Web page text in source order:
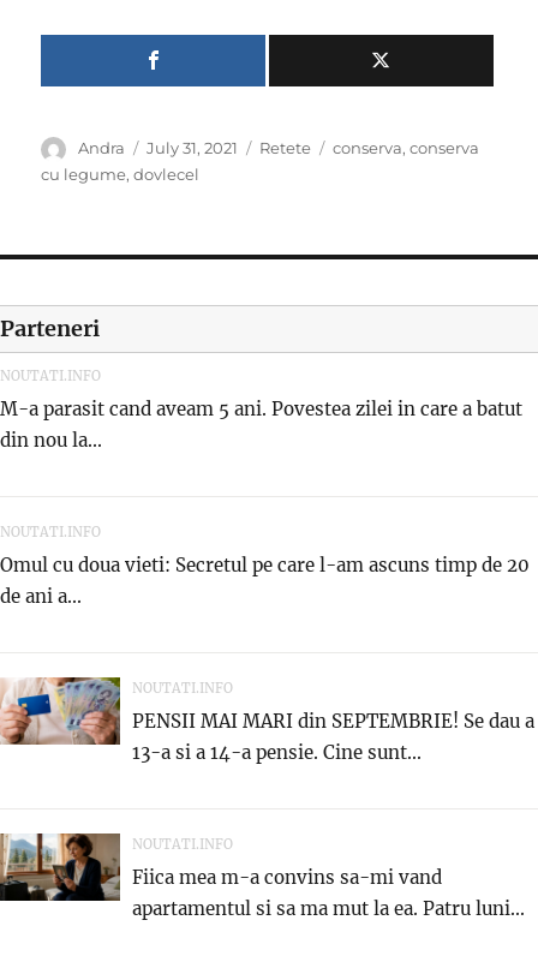
Author
Andra
Posted
on
July 31, 2021 Categories
Retete Tags
conserva,conserva
cu legume,dovlecel
Parteneri
NOUTATI.INFO
M-a parasit cand aveam 5 ani. Povestea zilei in care a batut
din nou la...
NOUTATI.INFO
Omul cu doua vieti: Secretul pe care l-am ascuns timp de 20
de ani a...
NOUTATI.INFO
PENSII MAI MARI din SEPTEMBRIE! Se dau a
13-a si a 14-a pensie. Cine sunt...
NOUTATI.INFO
Fiica mea m-a convins sa-mi vand
apartamentul si sa ma mut la ea. Patru luni...